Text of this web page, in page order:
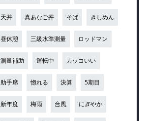
天丼 真あなご丼 そば きしめん
昼休憩 三級水準測量 ロッドマン
測量補助 運転中 カッコいい
助手席 惚れる 決算 5期目
新年度 梅雨 台風 にぎやか